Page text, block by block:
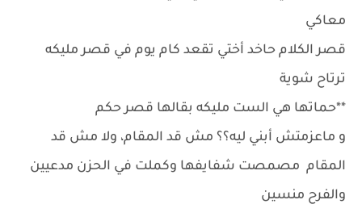
معاكي
قصر الكلام حاخد أختي تقعد كام يوم في قصر مليكه
ترتاح شوية
**حماتها هي الست مليكه بقالها قصر حكم
و ماعزمتش أبني ليه؟؟ مش قد المقام، ولا مش قد
المقام مصمصت شفايفها وكملت في الحزن مدعيين
والفرح منسين